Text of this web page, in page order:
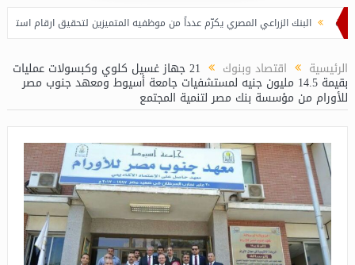
البنك الزراعي المصري يكرّم عدداً من موظفيه المتميزين لتحقيق ارقام استثنائية في
الرئيسية اقتصاد وبنوك 21 جهاز غسيل كلوي وكبسولات عمليات
بقيمة 14.5 مليون جنيه لمستشفيات جامعة أسيوط ومعهد جنوب مصر
للأورام من مؤسسة بنك مصر لتنمية المجتمع